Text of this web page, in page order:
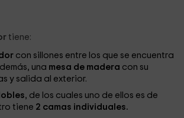
tiene:
con sillones entre los que se encuentra
una mesa de madera con su
y salida al exterior.
, de los cuales uno de ellos es de
tiene 2 camas individuales.